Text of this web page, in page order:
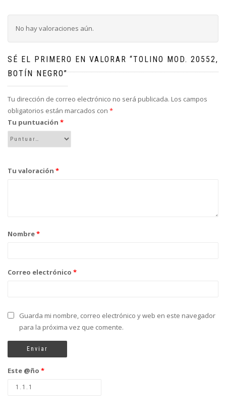
No hay valoraciones aún.
SÉ EL PRIMERO EN VALORAR “TOLINO MOD. 20552,
BOTÍN NEGRO”
Tu dirección de correo electrónico no será publicada. Los campos
obligatorios están marcados con *
Tu puntuación *
Tu valoración *
Nombre*
Correo electrónico *
Guarda mi nombre, correo electrónico y web en este navegador
para la próxima vez que comente.
Este @ño *